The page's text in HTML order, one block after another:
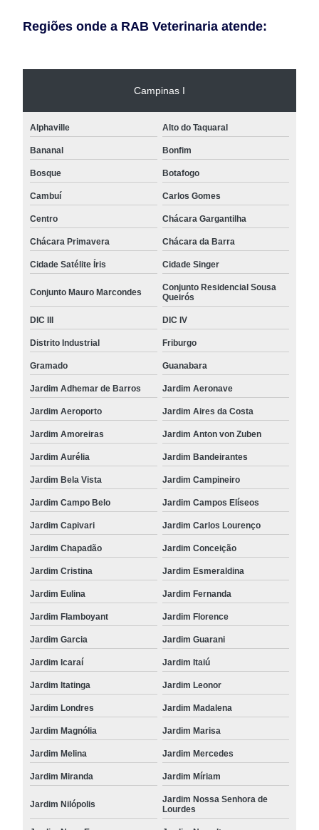
Regiões onde a RAB Veterinaria atende:
Campinas I
Alphaville Alto do Taquaral
Bananal Bonfim
Bosque Botafogo
Cambuí Carlos Gomes
Centro Chácara Gargantilha
Chácara Primavera Chácara da Barra
Cidade Satélite Íris Cidade Singer
Conjunto Mauro Marcondes
Conjunto Residencial Sousa
Queirós
DIC III DIC IV
Distrito Industrial Friburgo
Gramado Guanabara
Jardim Adhemar de Barros Jardim Aeronave
Jardim Aeroporto Jardim Aires da Costa
Jardim Amoreiras Jardim Anton von Zuben
Jardim Aurélia Jardim Bandeirantes
Jardim Bela Vista Jardim Campineiro
Jardim Campo Belo Jardim Campos Elíseos
Jardim Capivari Jardim Carlos Lourenço
Jardim Chapadão Jardim Conceição
Jardim Cristina Jardim Esmeraldina
Jardim Eulina Jardim Fernanda
Jardim Flamboyant Jardim Florence
Jardim Garcia Jardim Guarani
Jardim Icaraí Jardim Itaiú
Jardim Itatinga Jardim Leonor
Jardim Londres Jardim Madalena
Jardim Magnólia Jardim Marisa
Jardim Melina Jardim Mercedes
Jardim Miranda Jardim Míriam
Jardim Nilópolis
Jardim Nossa Senhora de
Lourdes